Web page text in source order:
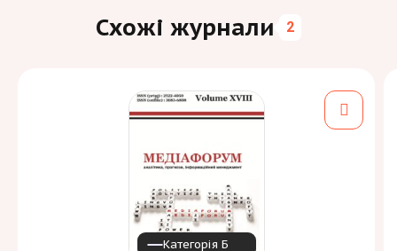
Схожі журнали 2
Категорія Б